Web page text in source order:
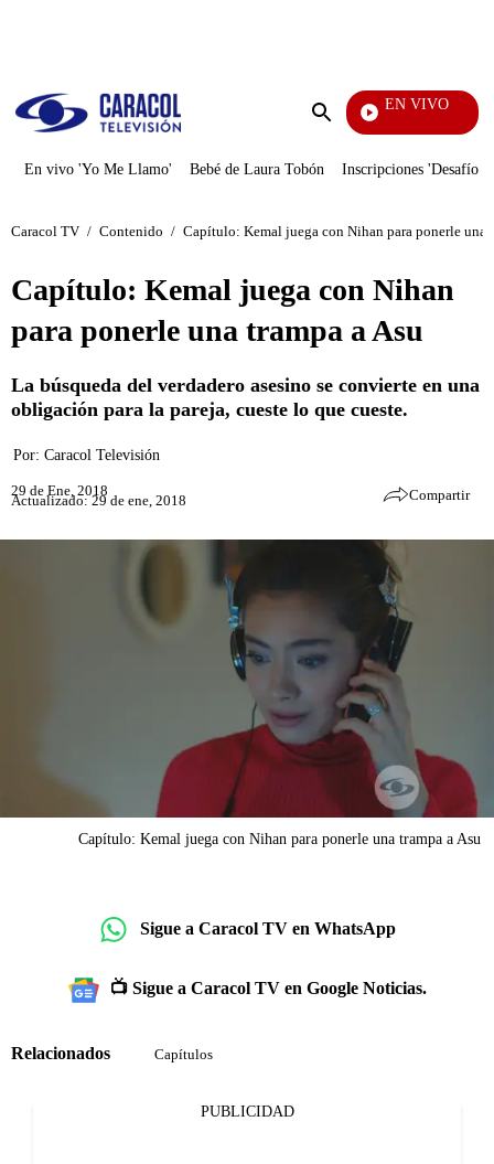
Enviar
EN VIVO
Ciudad Lejana
En vivo 'Yo Me Llamo' Bebé de Laura Tobón Inscripciones 'Desafío'
Caracol TV / Contenido / Capítulo: Kemal juega con Nihan para ponerle una
Capítulo: Kemal juega con Nihan
para ponerle una trampa a Asu
La búsqueda del verdadero asesino se convierte en una
obligación para la pareja, cueste lo que cueste.
Por: Caracol Televisión
29 de Ene, 2018
Actualizado: 29 de ene, 2018 Compartir
Capítulo: Kemal juega con Nihan para ponerle una trampa a Asu
Sigue a Caracol TV en WhatsApp
📺 Sigue a Caracol TV en Google Noticias.
Relacionados Capítulos
PUBLICIDAD